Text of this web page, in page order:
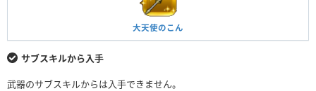
大天使のこん
サブスキルから入手
武器のサブスキルからは入手できません。